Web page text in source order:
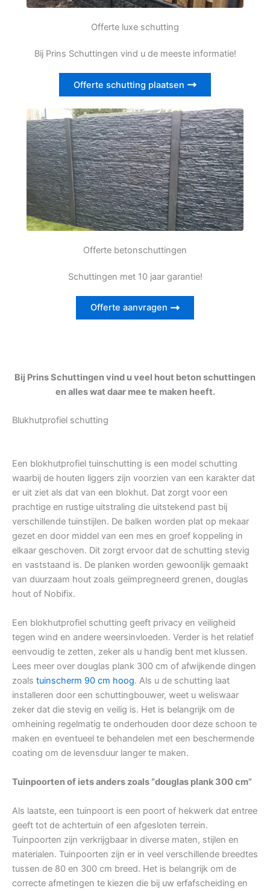
Offerte luxe schutting
Bij Prins Schuttingen vind u de meeste informatie!
Offerte schutting plaatsen
Offerte betonschuttingen
Schuttingen met 10 jaar garantie!
Offerte aanvragen
Bij Prins Schuttingen vind u veel hout beton schuttingen
en alles wat daar mee te maken heeft.
Blukhutprofiel schutting
Een blokhutprofiel tuinschutting is een model schutting
waarbij de houten liggers zijn voorzien van een karakter dat
er uit ziet als dat van een blokhut. Dat zorgt voor een
prachtige en rustige uitstraling die uitstekend past bij
verschillende tuinstijlen. De balken worden plat op mekaar
gezet en door middel van een mes en groef koppeling in
elkaar geschoven. Dit zorgt ervoor dat de schutting stevig
en vaststaand is. De planken worden gewoonlijk gemaakt
van duurzaam hout zoals geïmpregneerd grenen, douglas
hout of Nobifix.
Een blokhutprofiel schutting geeft privacy en veiligheid
tegen wind en andere weersinvloeden. Verder is het relatief
eenvoudig te zetten, zeker als u handig bent met klussen.
Lees meer over douglas plank 300 cm of afwijkende dingen
zoals tuinscherm 90 cm hoog. Als u de schutting laat
installeren door een schuttingbouwer, weet u weliswaar
zeker dat die stevig en veilig is. Het is belangrijk om de
omheining regelmatig te onderhouden door deze schoon te
maken en eventueel te behandelen met een beschermende
coating om de levensduur langer te maken.
Tuinpoorten of iets anders zoals “douglas plank 300 cm”
Als laatste, een tuinpoort is een poort of hekwerk dat entree
geeft tot de achtertuin of een afgesloten terrein.
Tuinpoorten zijn verkrijgbaar in diverse maten, stijlen en
materialen. Tuinpoorten zijn er in veel verschillende breedtes
tussen de 80 en 300 cm breed. Het is belangrijk om de
correcte afmetingen te kiezen die bij uw erfafscheiding en